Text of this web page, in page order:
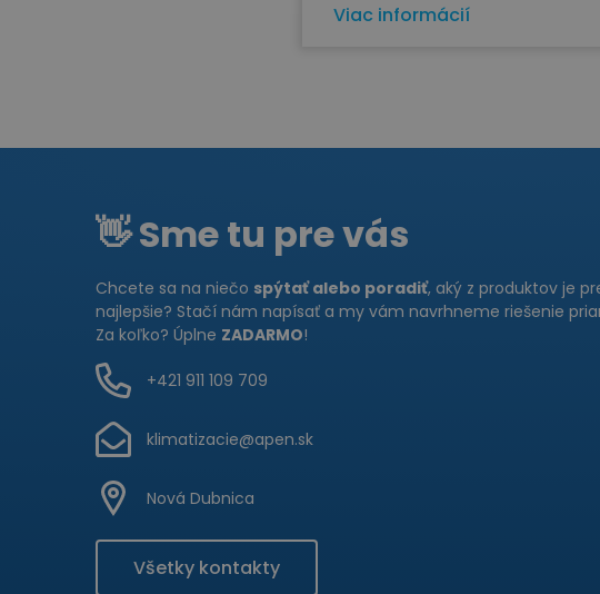
Viac informácií
👋 Sme tu pre vás
Chcete sa na niečo spýtať alebo poradiť, aký z produktov je
najlepšie? Stačí nám napísať a my vám navrhneme riešenie
Za koľko? Úplne ZADARMO!
+421 911 109 709
klimatizacie@apen.sk
Nová Dubnica
Všetky kontakty